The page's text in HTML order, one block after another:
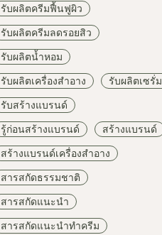
รับผลิตครีมฟื้นฟูผิว
รับผลิตครีมลดรอยสิว
รับผลิตน้ำหอม
รับผลิตเครื่องสำอาง
รับผลิตเซรั่ม
รับสร้างแบรนด์
รู้ก่อนสร้างแบรนด์
สร้างแบรนด์
สร้างแบรนด์เครื่องสำอาง
สารสกัดธรรมชาติ
สารสกัดแนะนำ
สารสกัดแนะนำทำครีม